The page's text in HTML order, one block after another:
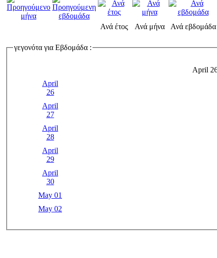
Ανά έτος Ανά μήνα Ανά εβδομάδα
γεγονότα για Εβδομάδα :
April
April
26
April
27
April
28
April
29
April
30
May 01
May 02